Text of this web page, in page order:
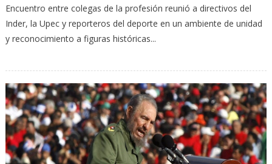
Encuentro entre colegas de la profesión reunió a directivos del
Inder, la Upec y reporteros del deporte en un ambiente de unidad
y reconocimiento a figuras históricas...